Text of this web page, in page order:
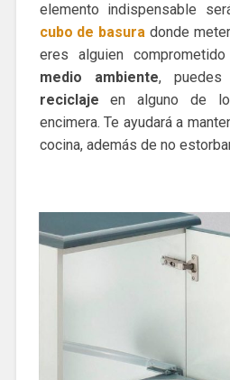
elemento indispensable
cubo de basura donde
eres alguien
medio ambiente, puedes
reciclaje en alguno de
encimera. Te ayudará a
cocina, además de no